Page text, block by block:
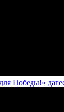
Победы!»